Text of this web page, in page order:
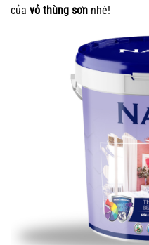
của vỏ thùng sơn nhé!